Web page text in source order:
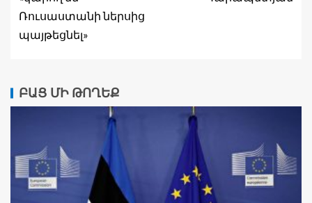
Ռուսաստանի ներսից
պայթեցնել»
ԲԱՑ ՄԻ ԹՈՂԵՔ